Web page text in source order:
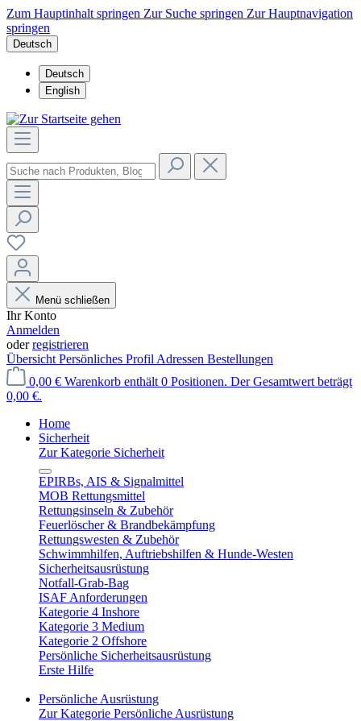
Zum Hauptinhalt springen Zur Suche springen Zur Hauptnavigation
springen
Deutsch
Deutsch
English
Menü schließen
Ihr Konto
Anmelden
oderregistrieren
Übersicht Persönliches Profil Adressen Bestellungen
0,00 € Warenkorb enthält 0 Positionen. Der Gesamtwert beträgt
0,00 €.
Home
Sicherheit
Zur Kategorie Sicherheit
EPIRBs, AIS & Signalmittel
MOB Rettungsmittel
Rettungsinseln & Zubehör
Feuerlöscher & Brandbekämpfung
Rettungswesten & Zubehör
Schwimmhilfen, Auftriebshilfen & Hunde-Westen
Sicherheitsausrüstung
Notfall-Grab-Bag
ISAF Anforderungen
Kategorie 4 Inshore
Kategorie 3 Medium
Kategorie 2 Offshore
Persönliche Sicherheitsausrüstung
Erste Hilfe
Persönliche Ausrüstung
Zur Kategorie Persönliche Ausrüstung